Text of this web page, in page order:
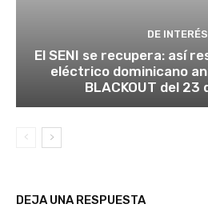
DE INTERÉS
El SENI se recupera: así
eléctrico dominicano
BLACKOUT del
DEJA UNA RESPUESTA